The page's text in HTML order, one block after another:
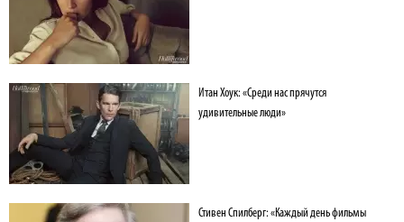
Итан Хоук: «Среди нас прячутся
удивительные люди»
Стивен Спилберг: «Каждый день фильмы